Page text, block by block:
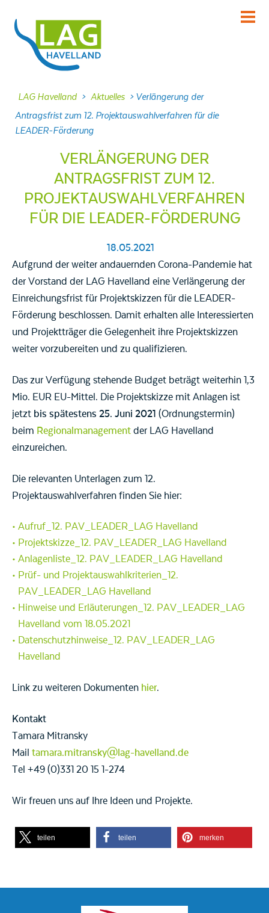
KENNENLERNEN
INFORMIEREN
DABEI SEIN
Veranstaltungen
NACHLESEN
Dokumente
FRAGEN
Kontakt
LAG Havelland > Aktuelles > Verlängerung der
Antragsfrist zum 12. Projektauswahlverfahren für die
LEADER-Förderung
VERLÄNGERUNG DER
ANTRAGSFRIST ZUM 12.
PROJEKTAUSWAHLVERFAHREN
FÜR DIE LEADER-FÖRDERUNG
18.05.2021
Aufgrund der weiter andauernden Corona-Pandemie hat
der Vorstand der LAG Havelland eine Verlängerung der
Einreichungsfrist für Projektskizzen für die LEADER-
Förderung beschlossen. Damit erhalten alle Interessierten
und Projektträger die Gelegenheit ihre Projektskizzen
weiter vorzubereiten und zu qualifizieren.
Das zur Verfügung stehende Budget beträgt weiterhin 1,3
Mio. EUR EU-Mittel. Die Projektskizze mit Anlagen ist
jetzt bis spätestens 25. Juni 2021 (Ordnungstermin)
beim Regionalmanagement der LAG Havelland
einzureichen.
Die relevanten Unterlagen zum 12.
Projektauswahlverfahren finden Sie hier:
Aufruf_12. PAV_LEADER_LAG Havelland
Projektskizze_12. PAV_LEADER_LAG Havelland
Anlagenliste_12. PAV_LEADER_LAG Havelland
Prüf- und Projektauswahlkriterien_12.
PAV_LEADER_LAG Havelland
Hinweise und Erläuterungen_12. PAV_LEADER_LAG
Havelland vom 18.05.2021
Datenschutzhinweise_12. PAV_LEADER_LAG
Havelland
Link zu weiteren Dokumenten hier.
Kontakt
Tamara Mitransky
Mail tamara.mitransky@lag-havelland.de
Tel +49 (0)331 20 15 1-274
Wir freuen uns auf Ihre Ideen und Projekte.
teilen teilen merken